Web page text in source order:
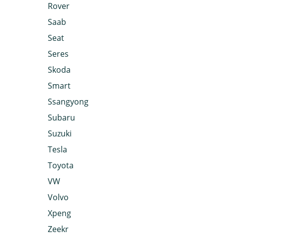
Rover
Saab
Seat
Seres
Skoda
Smart
Ssangyong
Subaru
Suzuki
Tesla
Toyota
VW
Volvo
Xpeng
Zeekr